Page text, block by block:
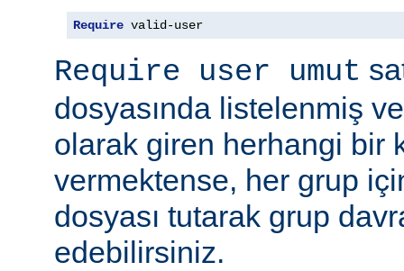
Require valid-user
Require user umut
dosyasında listelenmiş
olarak giren herhangi bir
vermektense, her grup
dosyası tutarak grup
edebilirsiniz.